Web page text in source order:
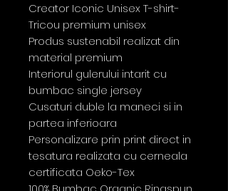
Creator Iconic Unisex T-shirt-
Tricou premium unisex
Produs sustenabil realizat din
material premium
Interiorul gulerului intarit cu
bumbac single jersey
Cusaturi duble la maneci si in
partea inferioara
Personalizare prin print direct in
tesatura realizata cu cerneala
certificata Oeko-Tex